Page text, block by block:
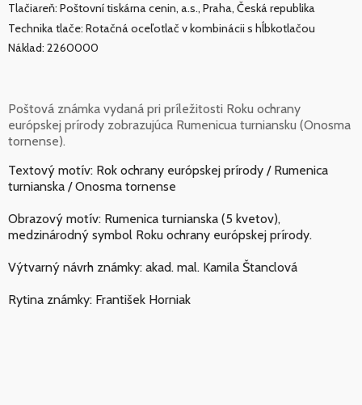
Tlačiareň: Poštovní tiskárna cenin, a.s., Praha, Česká republika
Technika tlače: Rotačná oceľotlač v kombinácii s hĺbkotlačou
Náklad: 2260000
Poštová známka vydaná pri príležitosti Roku ochrany
európskej prírody zobrazujúca Rumenicua turniansku (Onosma
tornense).
Textový motív: Rok ochrany európskej prírody / Rumenica
turnianska / Onosma tornense
Obrazový motív: Rumenica turnianska (5 kvetov),
medzinárodný symbol Roku ochrany európskej prírody.
Výtvarný návrh známky: akad. mal. Kamila Štanclová
Rytina známky: František Horniak